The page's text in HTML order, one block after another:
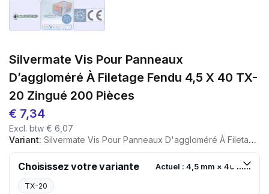
Silvermate Vis Pour Panneaux
D’aggloméré À Filetage Fendu 4,5 X 40 TX-
20 Zingué 200 Pièces
€ 7,34
Excl. btw € 6,07
Variant: Silvermate Vis Pour Panneaux D'aggloméré À Filetage Fendu 4,5 X 40 TX-20 Zingué 200 Pièces
Choisissez votre variante Actuel : 4,5 mm × 40 mm
TX-20